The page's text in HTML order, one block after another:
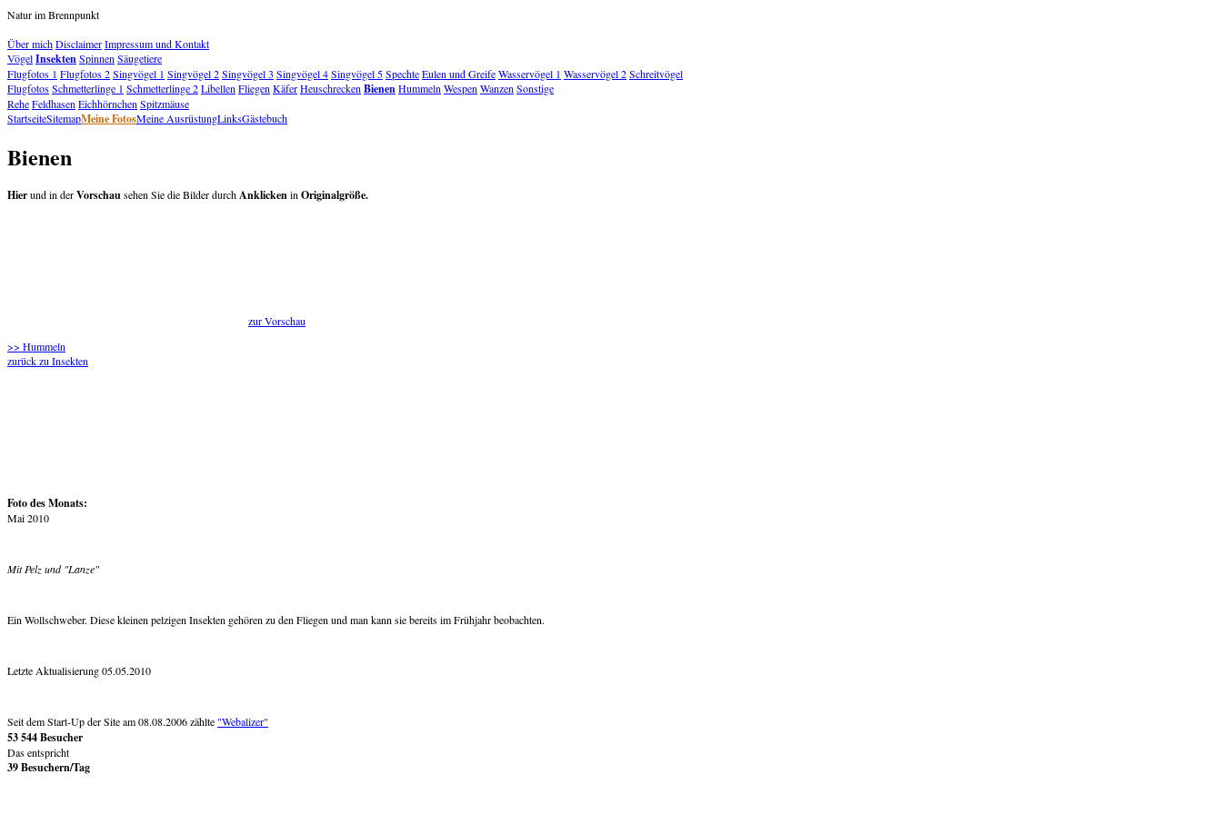
Natur im Brennpunkt
Über michDisclaimerImpressum und Kontakt
VögelInsektenSpinnen Säugetiere
Flugfotos 1 Flugfotos 2Singvögel 1 Singvögel 2Singvögel 3 Singvögel 4Singvögel 5SpechteEulen und GreifeWasservögel 1 Wasservögel 2Schreitvögel
FlugfotosSchmetterlinge 1 Schmetterlinge 2Libellen Fliegen KäferHeuschrecken BienenHummeln Wespen Wanzen Sonstige
ReheFeldhasen Eichhörnchen Spitzmäuse
StartseiteSitemapMeine FotosMeine AusrüstungLinksGästebuch
Bienen
Hierund in derVorschausehen Sie die Bilder durchAnklickenin Originalgröße.
zur Vorschau
>> Hummeln
zurück zu Insekten
Foto des Monats:
Mai 2010
Mit Pelz und "Lanze"
Ein Wollschweber. Diese kleinen pelzigen Insekten gehören zu den Fliegen und man kann sie bereits im Frühjahr beobachten.
Letzte Aktualisierung 05.05.2010
Seit dem Start-Up der Site am 08.08.2006 zählte "Webalizer"
53 544 Besucher
Das entspricht
39 Besuchern/Tag